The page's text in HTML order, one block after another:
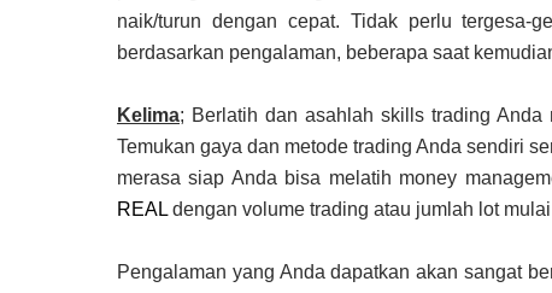
naik/turun dengan cepat. Tidak perlu tergesa-
berdasarkan pengalaman, beberapa saat
Kelima; Berlatih dan asahlah skills trading Anda
Temukan gaya dan metode trading Anda sendiri
merasa siap Anda bisa melatih money
REAL dengan volume trading atau jumlah lot
Pengalaman yang Anda dapatkan akan sangat